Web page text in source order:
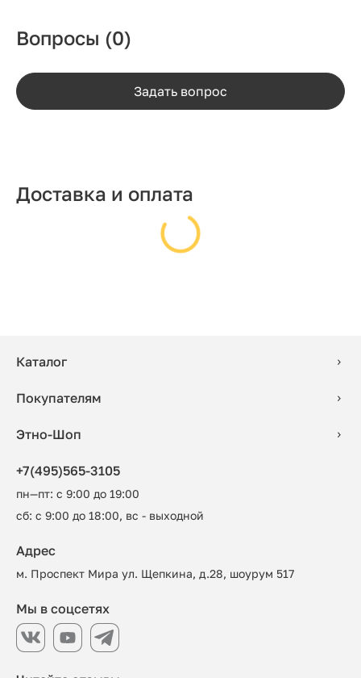
Вопросы (0)
Задать вопрос
Доставка и оплата
Каталог
Покупателям
Этно-Шоп
+7(495)565-3105
пн—пт: с 9:00 до 19:00
сб: с 9:00 до 18:00, вс - выходной
Адрес
м. Проспект Мира ул. Щепкина, д.28, шоурум 517
Мы в соцсетях